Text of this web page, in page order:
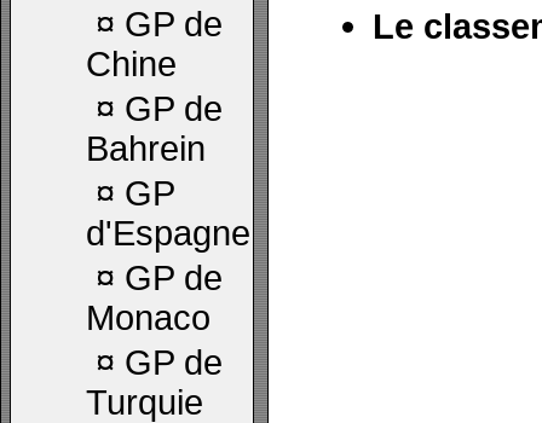
¤ GP de
Chine
¤ GP de
Bahrein
¤ GP
d'Espagne
¤ GP de
Monaco
¤ GP de
Turquie
Le